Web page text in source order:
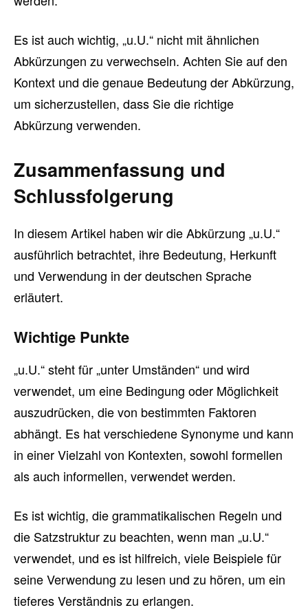
Es ist auch wichtig, „u.U.“ nicht mit ähnlichen
Abkürzungen zu verwechseln. Achten Sie auf den
Kontext und die genaue Bedeutung der Abkürzung,
um sicherzustellen, dass Sie die richtige
Abkürzung verwenden.
Zusammenfassung und
Schlussfolgerung
In diesem Artikel haben wir die Abkürzung „u.U.“
ausführlich betrachtet, ihre Bedeutung, Herkunft
und Verwendung in der deutschen Sprache
erläutert.
Wichtige Punkte
„u.U.“ steht für „unter Umständen“ und wird
verwendet, um eine Bedingung oder Möglichkeit
auszudrücken, die von bestimmten Faktoren
abhängt. Es hat verschiedene Synonyme und kann
in einer Vielzahl von Kontexten, sowohl formellen
als auch informellen, verwendet werden.
Es ist wichtig, die grammatikalischen Regeln und
die Satzstruktur zu beachten, wenn man „u.U.“
verwendet, und es ist hilfreich, viele Beispiele für
seine Verwendung zu lesen und zu hören, um ein
tieferes Verständnis zu erlangen.